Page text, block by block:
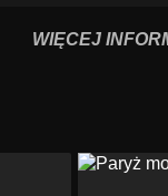
WIĘCEJ